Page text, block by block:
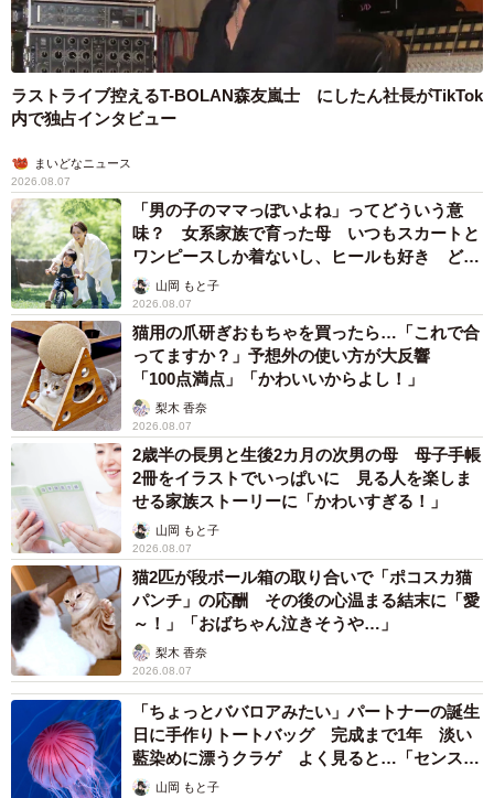
ラストライブ控えるT-BOLAN森友嵐士 にしたん社長がTikTok
内で独占インタビュー
まいどなニュース
2026.08.07
「男の子のママっぽいよね」ってどういう意
味？ 女系家族で育った母 いつもスカートと
ワンピースしか着ないし、ヒールも好き どの
へんが…
山岡 もと子
2026.08.07
猫用の爪研ぎおもちゃを買ったら…「これで合
ってますか？」予想外の使い方が大反響
「100点満点」「かわいいからよし！」
梨木 香奈
2026.08.07
2歳半の長男と生後2カ月の次男の母 母子手帳
2冊をイラストでいっぱいに 見る人を楽しま
せる家族ストーリーに「かわいすぎる！」
山岡 もと子
2026.08.07
猫2匹が段ボール箱の取り合いで「ポコスカ猫
パンチ」の応酬 その後の心温まる結末に「愛
～！」「おばちゃん泣きそうや…」
梨木 香奈
2026.08.07
「ちょっとババロアみたい」パートナーの誕生
日に手作りトートバッグ 完成まで1年 淡い
藍染めに漂うクラゲ よく見ると…「センスす
ごい」山岡 もと子